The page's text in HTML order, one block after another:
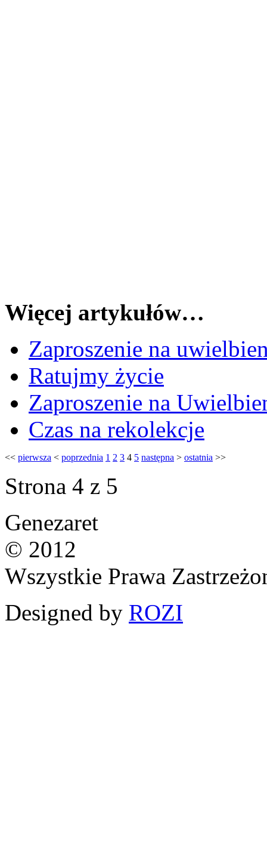
Więcej artykułów…
Zaproszenie na
Ratujmy życie
Zaproszenie na
Czas na rekolekcje
<< pierwsza < poprzednia 1 2 3 4 5 następna > ostatnia >>
Strona 4 z 5
Genezaret
© 2012
Wszystkie Prawa
Designed by ROZI